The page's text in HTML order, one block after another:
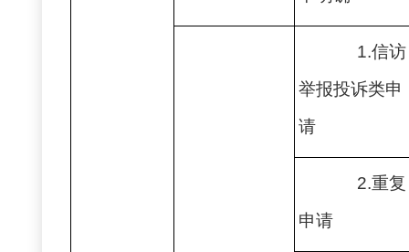
1.信访
举报投诉类申
请
2.重复
申请